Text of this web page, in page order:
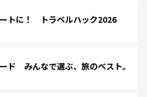
トに！ トラベルハック2026
ド みんなで選ぶ、旅のベスト。